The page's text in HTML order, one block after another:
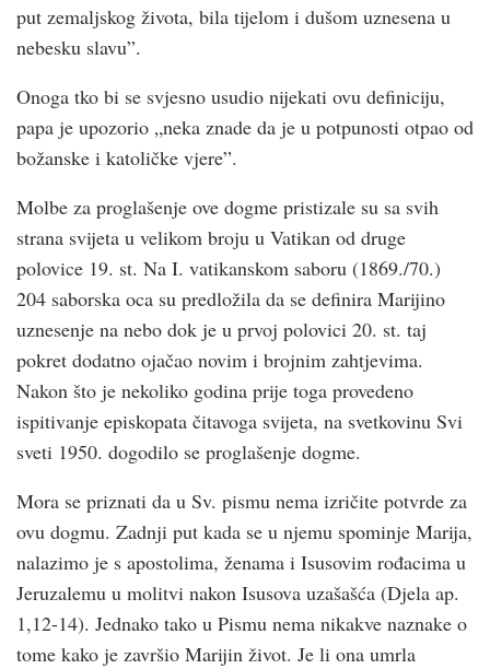
put zemaljskog života, bila tijelom i dušom uznesena u
nebesku slavu”.
Onoga tko bi se svjesno usudio nijekati ovu definiciju,
papa je upozorio „neka znade da je u potpunosti otpao od
božanske i katoličke vjere”.
Molbe za proglašenje ove dogme pristizale su sa svih
strana svijeta u velikom broju u Vatikan od druge
polovice 19. st. Na I. vatikanskom saboru (1869./70.)
204 saborska oca su predložila da se definira Marijino
uznesenje na nebo dok je u prvoj polovici 20. st. taj
pokret dodatno ojačao novim i brojnim zahtjevima.
Nakon što je nekoliko godina prije toga provedeno
ispitivanje episkopata čitavoga svijeta, na svetkovinu Svi
sveti 1950. dogodilo se proglašenje dogme.
Mora se priznati da u Sv. pismu nema izričite potvrde za
ovu dogmu. Zadnji put kada se u njemu spominje Marija,
nalazimo je s apostolima, ženama i Isusovim rođacima u
Jeruzalemu u molitvi nakon Isusova uzašašća (Djela ap.
1,12-14). Jednako tako u Pismu nema nikakve naznake o
tome kako je završio Marijin život. Je li ona umrla